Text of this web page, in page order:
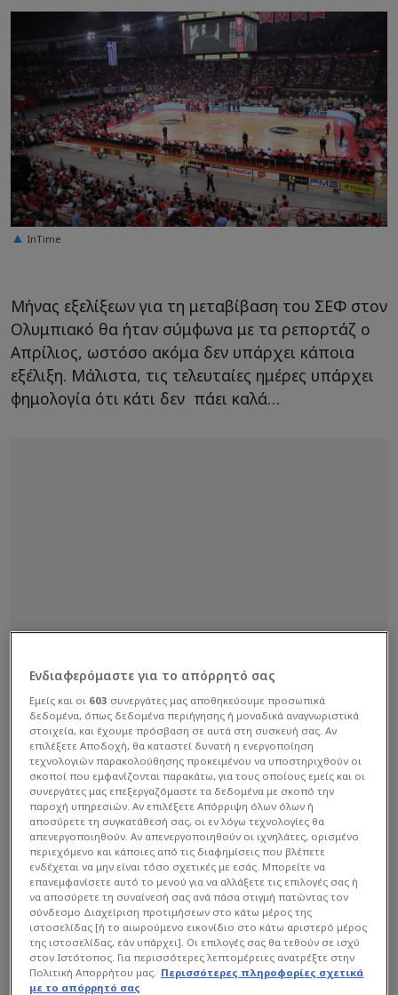
InTime
Μήνας εξελίξεων για τη μεταβίβαση του ΣΕΦ στον
Ολυμπιακό θα ήταν σύμφωνα με τα ρεπορτάζ ο
Απρίλιος, ωστόσο ακόμα δεν υπάρχει κάποια
εξέλιξη. Μάλιστα, τις τελευταίες ημέρες υπάρχει
φημολογία ότι κάτι δεν πάει καλά…
Ενδιαφερόμαστε για το απόρρητό σας
Εμείς και οι 603 συνεργάτες μας αποθηκεύουμε προσωπικά
δεδομένα, όπως δεδομένα περιήγησης ή μοναδικά αναγνωριστικά
στοιχεία, και έχουμε πρόσβαση σε αυτά στη συσκευή σας. Αν
επιλέξετε Αποδοχή, θα καταστεί δυνατή η ενεργοποίηση
τεχνολογιών παρακολούθησης προκειμένου να υποστηριχθούν οι
σκοποί που εμφανίζονται παρακάτω, για τους οποίους εμείς και οι
συνεργάτες μας επεξεργαζόμαστε τα δεδομένα με σκοπό την
παροχή υπηρεσιών. Αν επιλέξετε Απόρριψη όλων όλων ή
αποσύρετε τη συγκατάθεσή σας, οι εν λόγω τεχνολογίες θα
απενεργοποιηθούν. Αν απενεργοποιηθούν οι ιχνηλάτες, ορισμένο
περιεχόμενο και κάποιες από τις διαφημίσεις που βλέπετε
ενδέχεται να μην είναι τόσο σχετικές με εσάς. Μπορείτε να
επανεμφανίσετε αυτό το μενού για να αλλάξετε τις επιλογές σας ή
να αποσύρετε τη συναίνεσή σας ανά πάσα στιγμή πατώντας τον
σύνδεσμο Διαχείριση προτιμήσεων στο κάτω μέρος της
ιστοσελίδας [ή το αιωρούμενο εικονίδιο στο κάτω αριστερό μέρος
της ιστοσελίδας, εάν υπάρχει]. Οι επιλογές σας θα τεθούν σε ισχύ
στον Ιστότοπος. Για περισσότερες λεπτομέρειες ανατρέξτε στην
Πολιτική Απορρήτου μας. Περισσότερες πληροφορίες σχετικά
με το απόρρητό σας